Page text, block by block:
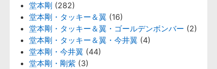
堂本剛 (282)
堂本剛・タッキー＆翼 (16)
堂本剛・タッキー＆翼・ゴールデンボンバー (2)
堂本剛・タッキー＆翼・今井翼 (4)
堂本剛・今井翼 (44)
堂本剛・剛紫 (3)